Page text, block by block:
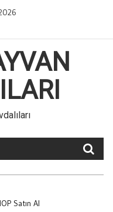
Satın Al